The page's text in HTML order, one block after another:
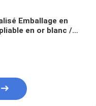
Emballage en
en or blanc /